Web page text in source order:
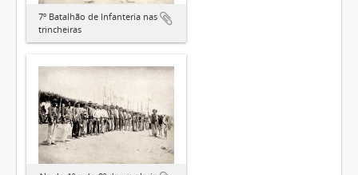
7º Batalhão de Infanteria nas
trincheiras